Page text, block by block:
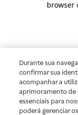
browser
Durante sua
confirmar sua
acompanhar a
aprimoramento de
essenciais para
poderá gerenciar